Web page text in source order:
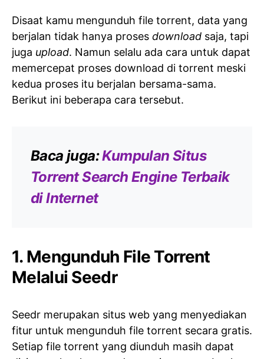
Disaat kamu mengunduh file torrent, data yang
berjalan tidak hanya proses download saja, tapi
juga upload. Namun selalu ada cara untuk dapat
memercepat proses download di torrent meski
kedua proses itu berjalan bersama-sama.
Berikut ini beberapa cara tersebut.
Baca juga:Kumpulan Situs
Torrent Search Engine Terbaik
di Internet
1. Mengunduh File Torrent
Melalui Seedr
Seedr merupakan situs web yang menyediakan
fitur untuk mengunduh file torrent secara gratis.
Setiap file torrent yang diunduh masih dapat